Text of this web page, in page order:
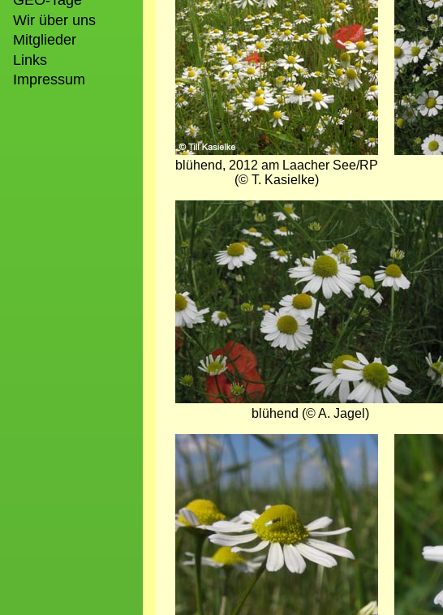
Wir über uns
Mitglieder
Links
Impressum
blühend, 2012 am Laacher See/RP
(© T. Kasielke)
Bild
blühend (© A. Jagel)
Bild